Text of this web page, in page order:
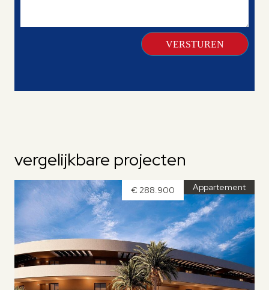
vergelijkbare projecten
Appartement
€ 288.900